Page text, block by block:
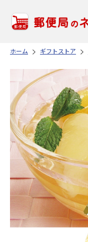
ホーム ギフトストア